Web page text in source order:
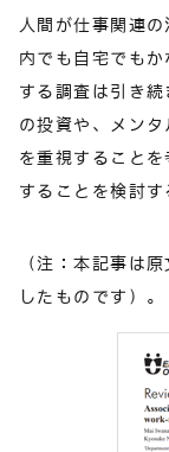
人間が仕事関連
内でも自宅でも
する調査は引き
の投資や、メン
を重視すること
することを検討す
（注：本記事は
したものです）。